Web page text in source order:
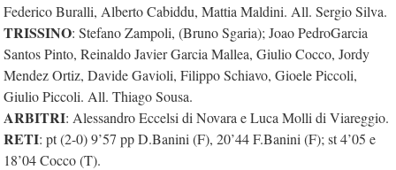
Federico Buralli, Alberto Cabiddu, Mattia Maldini. All. Sergio Silva.
TRISSINO: Stefano Zampoli, (Bruno Sgaria); Joao PedroGarcia
Santos Pinto, Reinaldo Javier Garcia Mallea, Giulio Cocco, Jordy
Mendez Ortiz, Davide Gavioli, Filippo Schiavo, Gioele Piccoli,
Giulio Piccoli. All. Thiago Sousa.
ARBITRI: Alessandro Eccelsi di Novara e Luca Molli di Viareggio.
RETI: pt (2-0) 9’57 pp D.Banini (F), 20’44 F.Banini (F); st 4’05 e
18’04 Cocco (T).